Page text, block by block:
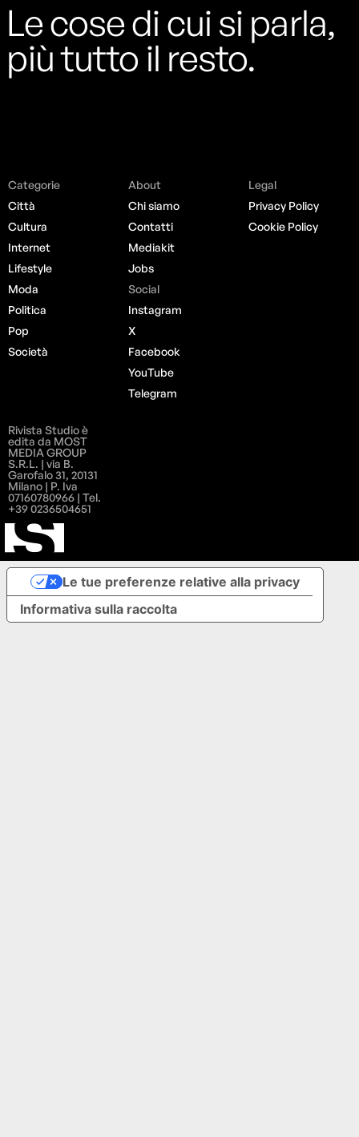
Le cose di cui si parla,
più tutto il resto.
Categorie
Città
Cultura
Internet
Lifestyle
Moda
Politica
Pop
Società
About
Chi siamo
Contatti
Mediakit
Jobs
Social
Instagram
X
Facebook
YouTube
Telegram
Legal
Privacy Policy
Cookie Policy
Rivista Studio è
edita da MOST
MEDIA GROUP
S.R.L. | via B.
Garofalo 31, 20131
Milano | P. Iva
07160780966 | Tel.
+39 0236504651
Informativa sulla raccolta
Le tue preferenze relative alla privacy